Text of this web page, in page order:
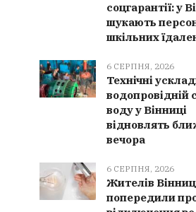
соцгарантії: у
шукають
шкільних
6 СЕРПНЯ, 2026
Технічні
водопровідній
воду у Вінниці
відновлять
вечора
6 СЕРПНЯ, 2026
Жителів
попередили